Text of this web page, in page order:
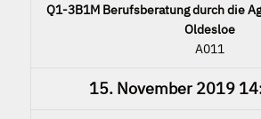
Q1-3B1M Berufsberatung durch die
Oldesloe
A011
15. November 2019